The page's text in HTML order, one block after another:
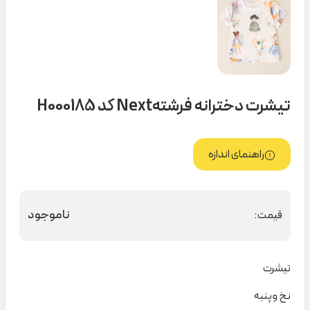
تیشرت دخترانه فرشتهNext کد H000185
راهنمای اندازه
قیمت: ناموجود
تیشرت
نخ وپنبه